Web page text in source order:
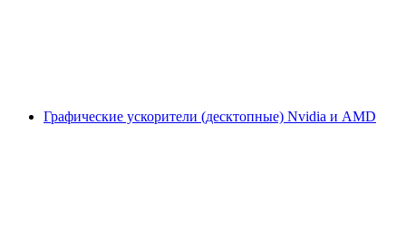
Графические ускорители (десктопные) Nvidia и AMD